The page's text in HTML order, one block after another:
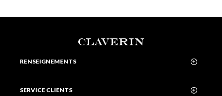
CLAVERIN
RENSEIGNEMENTS
SERVICE CLIENTS